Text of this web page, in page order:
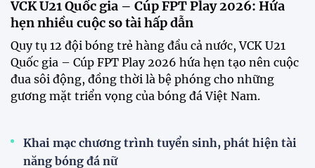
tuyển Việt Nam
Tuyển Việt Nam đối đầu Malaysia ở bán kết
ASEAN Cup 2026?
Đội tuyển Việt Nam được người hâm mộ chào đón
nồng nhiệt khi trở về Hà Nội